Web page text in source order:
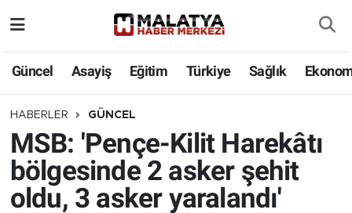
Güncel Asayiş Eğitim Türkiye Sağlık
HABERLER GÜNCEL
MSB: 'Pençe-Kilit Harekâtı
bölgesinde 2 asker şehit
oldu, 3 asker yaralandı'
Eğitim
Türkiye
Sağlık